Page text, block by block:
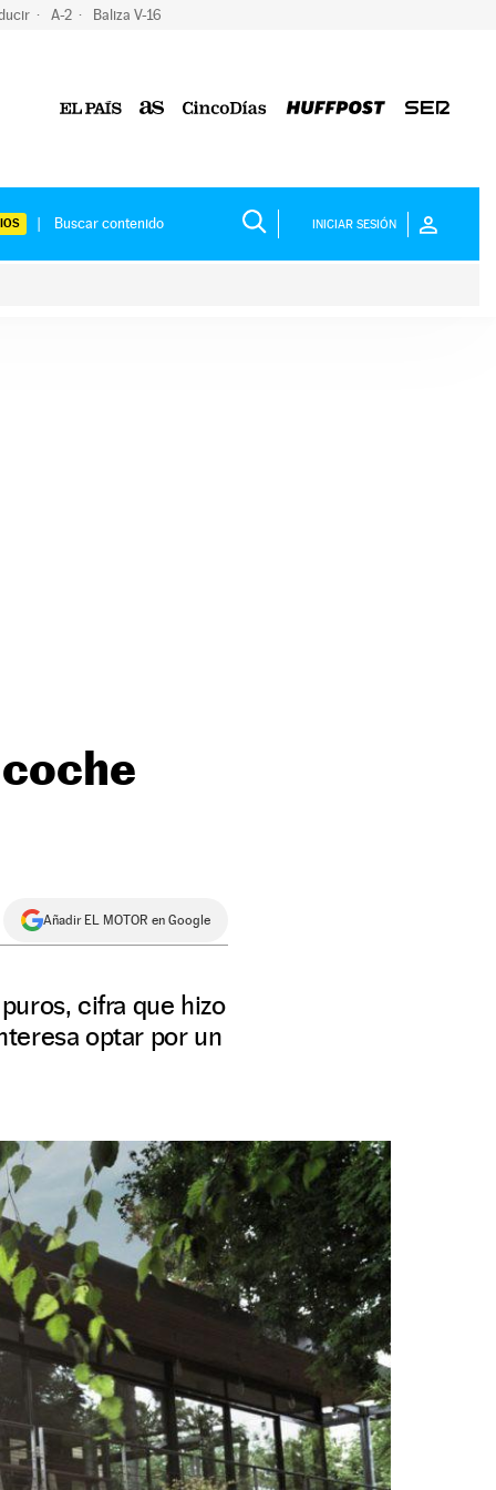
A-2 Baliza V-16
INICIAR SESIÓN
Añadir EL MOTOR en Google
cifra que hizo
optar por un